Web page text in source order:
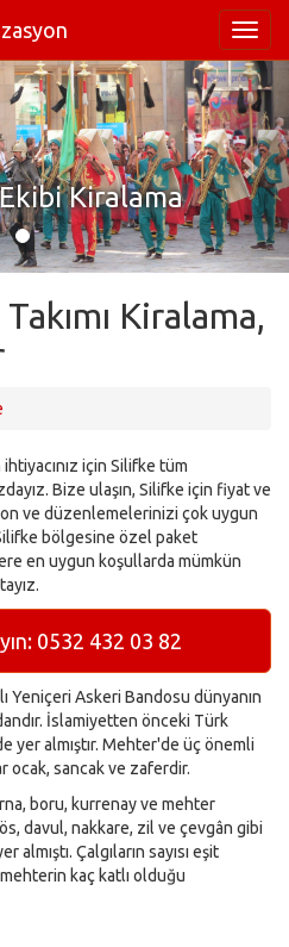
Kiralama
Kiralama,
için Silifke tüm
Bize ulaşın, Silifke için fiyat ve
ve düzenlemelerinizi çok uygun
bölgesine özel paket
en uygun koşullarda mümkün
0532 432 03 82
Yeniçeri Askeri Bandosu dünyanın
İslamiyetten önceki Türk
yer almıştır. Mehter'de üç önemli
ocak, sancak ve zaferdir.
boru, kurrenay ve mehter
davul, nakkare, zil ve çevgân gibi
almıştı. Çalgıların sayısı eşit
kaç katlı olduğu